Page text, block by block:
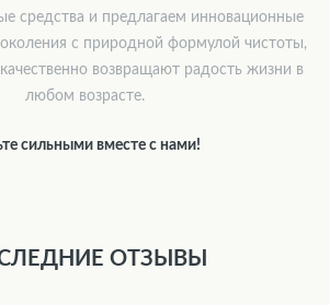
средства и предлагаем инновационные
с природной формулой чистоты,
возвращают радость жизни в
любом возрасте.
сильными вместе с нами!
ОТЗЫВЫ